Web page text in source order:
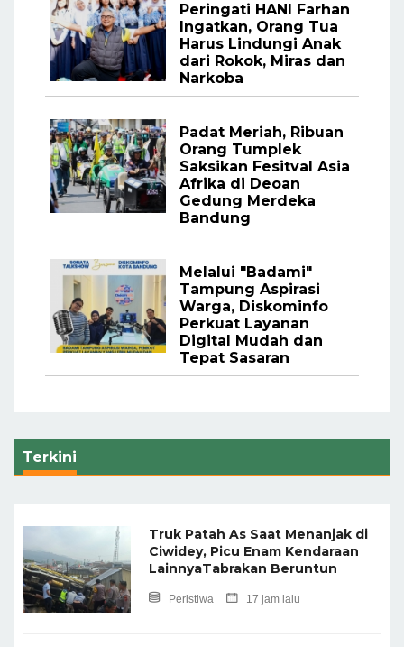
Peringati HANI Farhan
Ingatkan, Orang Tua
Harus Lindungi Anak
dari Rokok, Miras dan
Narkoba
Padat Meriah, Ribuan
Orang Tumplek
Saksikan Fesitval Asia
Afrika di Deoan
Gedung Merdeka
Bandung
Melalui "Badami"
Tampung Aspirasi
Warga, Diskominfo
Perkuat Layanan
Digital Mudah dan
Tepat Sasaran
Terkini
Truk Patah As Saat Menanjak di
Ciwidey, Picu Enam Kendaraan
LainnyaTabrakan Beruntun
Peristiwa 17 jam lalu